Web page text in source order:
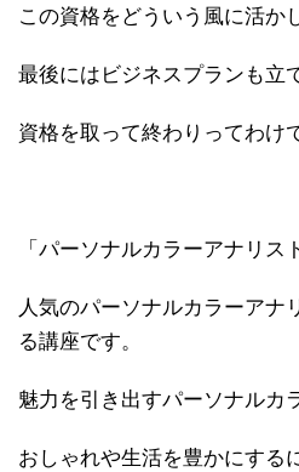
この資格をどういう風に活か
最後にはビジネスプランも立
資格を取って終わりってわけ
「パーソナルカラーアナリス
人気のパーソナルカラーアナ
る講座です。
魅力を引き出すパーソナルカ
おしゃれや生活を豊かにする